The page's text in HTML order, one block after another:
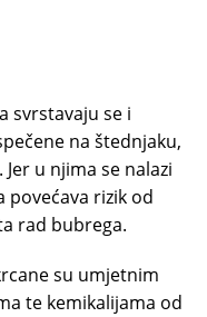
svrstavaju se i
na štednjaku,
u njima se nalazi
povećava rizik od
rad bubrega.
su umjetnim
te kemikalijama od